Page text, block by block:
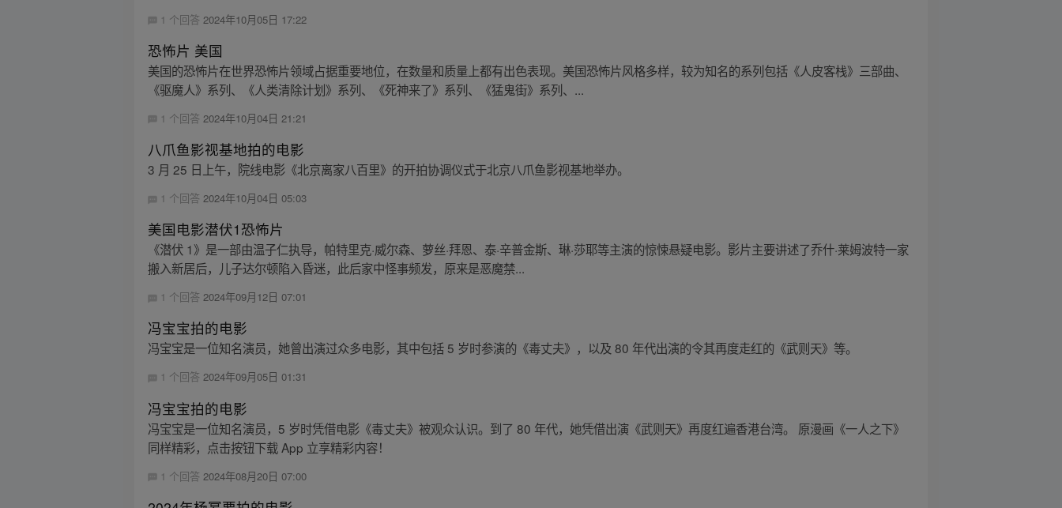
1 个回答 2024年10月05日 17:22
恐怖片 美国
美国的恐怖片在世界恐怖片领域占据重要地位，在数量和质量上都有出色表现。美国恐怖片风格多样，较为知名的系列包括《人皮客栈》三部曲、
《驱魔人》系列、《人类清除计划》系列、《死神来了》系列、《猛鬼街》系列、...
1 个回答 2024年10月04日 21:21
八爪鱼影视基地拍的电影
3 月 25 日上午，院线电影《北京离家八百里》的开拍协调仪式于北京八爪鱼影视基地举办。
1 个回答2024年10月04日 05:03
美国电影潜伏1恐怖片
《潜伏 1》是一部由温子仁执导，帕特里克·威尔森、萝丝·拜恩、泰·辛普金斯、琳·莎耶等主演的惊悚悬疑电影。影片主要讲述了乔什·莱姆波特一家
搬入新居后，儿子达尔顿陷入昏迷，此后家中怪事频发，原来是恶魔禁...
1 个回答2024年09月12日 07:01
冯宝宝拍的电影
冯宝宝是一位知名演员，她曾出演过众多电影，其中包括 5 岁时参演的《毒丈夫》，以及 80 年代出演的令其再度走红的《武则天》等。
1 个回答2024年09月05日 01:31
冯宝宝拍的电影
冯宝宝是一位知名演员，5 岁时凭借电影《毒丈夫》被观众认识。到了 80 年代，她凭借出演《武则天》再度红遍香港台湾。 原漫画《一人之下》
同样精彩，点击按钮下载 App 立享精彩内容！
1 个回答 2024年08月20日 07:00